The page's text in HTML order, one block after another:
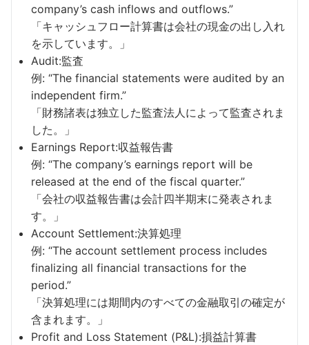
company’s cash inflows and outflows.”
「キャッシュフロー計算書は会社の現金の出し入れ
を示しています。」
Audit:監査
例: “The financial statements were audited by an
independent firm.”
「財務諸表は独立した監査法人によって監査されま
した。」
Earnings Report:収益報告書
例: “The company’s earnings report will be
released at the end of the fiscal quarter.”
「会社の収益報告書は会計四半期末に発表されま
す。」
Account Settlement:決算処理
例: “The account settlement process includes
finalizing all financial transactions for the
period.”
「決算処理には期間内のすべての金融取引の確定が
含まれます。」
Profit and Loss Statement (P&L):損益計算書